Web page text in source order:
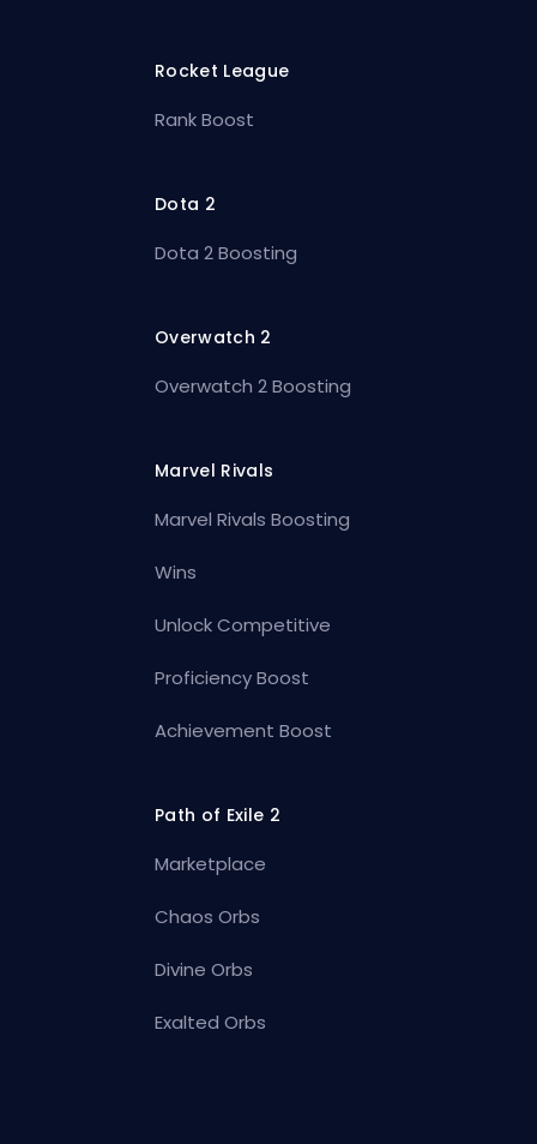
Rocket League
Rank Boost
Dota 2
Dota 2 Boosting
Overwatch 2
Overwatch 2 Boosting
Marvel Rivals
Marvel Rivals Boosting
Wins
Unlock Competitive
Proficiency Boost
Achievement Boost
Path of Exile 2
Marketplace
Chaos Orbs
Divine Orbs
Exalted Orbs